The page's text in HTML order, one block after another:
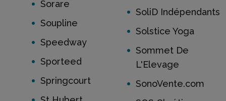
Sorare
Soupline
Speedway
Sporteed
Springcourt
SoliD Indépendants
Solstice Yoga
Sommet De
L'Elevage
SonoVente.com